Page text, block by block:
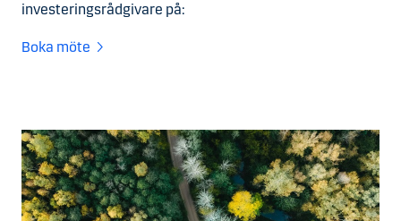
investeringsrådgivare på:
Boka möte